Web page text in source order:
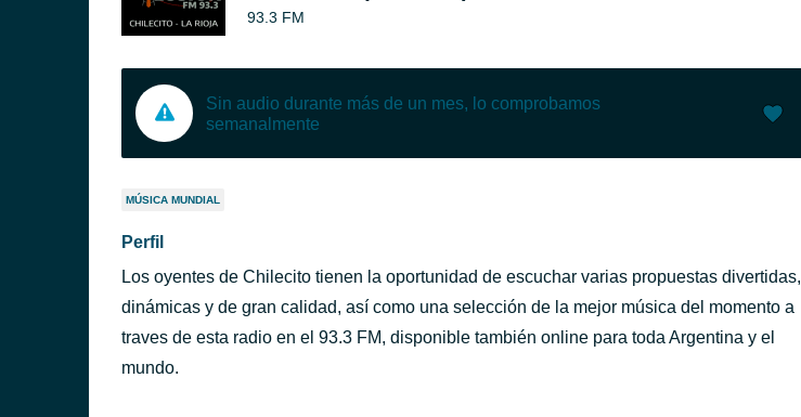
93.3 FM
Sin audio durante más de un mes, lo comprobamos
semanalmente
MÚSICA MUNDIAL
Perfil
Los oyentes de Chilecito tienen la oportunidad de escuchar varias propuestas divertidas,
dinámicas y de gran calidad, así como una selección de la mejor música del momento a
traves de esta radio en el 93.3 FM, disponible también online para toda Argentina y el
mundo.